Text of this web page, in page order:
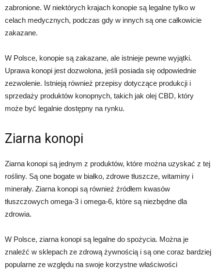
zabronione. W niektórych krajach konopie są legalne tylko w
celach medycznych, podczas gdy w innych są one całkowicie
zakazane.
W Polsce, konopie są zakazane, ale istnieje pewne wyjątki.
Uprawa konopi jest dozwolona, jeśli posiada się odpowiednie
zezwolenie. Istnieją również przepisy dotyczące produkcji i
sprzedaży produktów konopnych, takich jak olej CBD, który
może być legalnie dostępny na rynku.
Ziarna konopi
Ziarna konopi są jednym z produktów, które można uzyskać z tej
rośliny. Są one bogate w białko, zdrowe tłuszcze, witaminy i
minerały. Ziarna konopi są również źródłem kwasów
tłuszczowych omega-3 i omega-6, które są niezbędne dla
zdrowia.
W Polsce, ziarna konopi są legalne do spożycia. Można je
znaleźć w sklepach ze zdrową żywnością i są one coraz bardziej
popularne ze względu na swoje korzystne właściwości